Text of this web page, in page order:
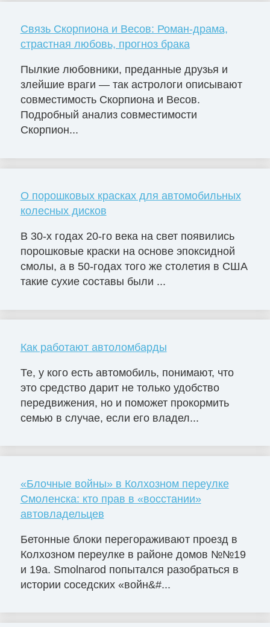
Связь Скорпиона и Весов: Роман-драма,
страстная любовь, прогноз брака
Пылкие любовники, преданные друзья и
злейшие враги — так астрологи описывают
совместимость Скорпиона и Весов.
Подробный анализ совместимости
Скорпион...
О порошковых красках для автомобильных
колесных дисков
В 30-х годах 20-го века на свет появились
порошковые краски на основе эпоксидной
смолы, а в 50-годах того же столетия в США
такие сухие составы были ...
Как работают автоломбарды
Те, у кого есть автомобиль, понимают, что
это средство дарит не только удобство
передвижения, но и поможет прокормить
семью в случае, если его владел...
«Блочные войны» в Колхозном переулке
Смоленска: кто прав в «восстании»
автовладельцев
Бетонные блоки перегораживают проезд в
Колхозном переулке в районе домов №№19
и 19а. Smolnarod попытался разобраться в
истории соседских «войн&#...